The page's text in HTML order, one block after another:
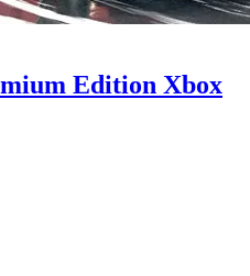
Edition Xbox